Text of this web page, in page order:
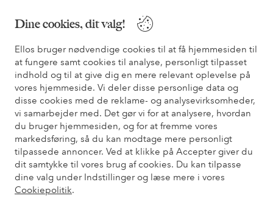
Dine cookies, dit valg!
Ellos bruger nødvendige cookies til at få hjemmesiden til
at fungere samt cookies til analyse, personligt tilpasset
indhold og til at give dig en mere relevant oplevelse på
vores hjemmeside. Vi deler disse personlige data og
disse cookies med de reklame- og analysevirksomheder,
vi samarbejder med. Det gør vi for at analysere, hvordan
du bruger hjemmesiden, og for at fremme vores
markedsføring, så du kan modtage mere personligt
tilpassede annoncer. Ved at klikke på Accepter giver du
dit samtykke til vores brug af cookies. Du kan tilpasse
dine valg under Indstillinger og læse mere i vores
Cookiepolitik.
Har du brug for hjælp?
Du kan finde svar på de oftest stillede spørgsmål i vores FAQ.
Du kan også finde oplysninger om, hvordan du kontakter os.
Kundeservice Bestilling Betalingsmåde
Mine sider